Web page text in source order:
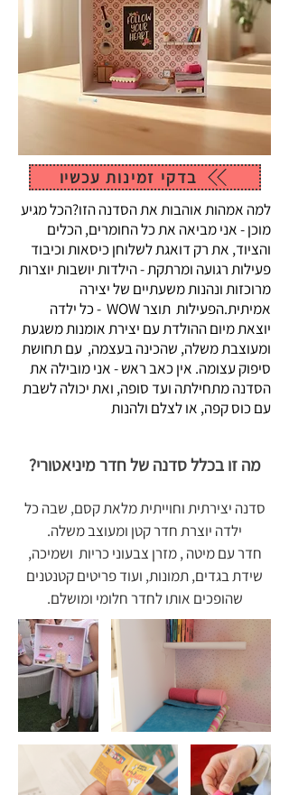
בדקי זמינות עכשיו
למה אמהות אוהבות את הסדנה הזו? ​​ הכל מגיע
מוכן - אני מביאה את כל החומרים, הכלים
והציוד, את רק דואגת לשלוחן כיסאות וכיבוד
פעילות רגועה ומרתקת - הילדות יושבות יוצרות
מרוכזות ונהנות משעתיים של יצירה
אמיתית.הפעילות תוצר WOW - כל ילדה
יוצאת מיום ההולדת עם יצירת אומנות משגעת
ומעוצבת משלה, שהכינה בעצמה, עם תחושת
סיפוק עצומה. אין כאב ראש - אני מובילה את
הסדנה מתחילתה ועד סופה, ואת יכולה לשבת
עם כוס קפה, או לצלם ולהנות
מה זו בכלל סדנה של חדר מיניאטורי?
סדנה יצירתית וחוייתית מלאת קסם, שבה כל
ילדה יוצרת חדר קטן ומעוצב משלה.
חדר עם מיטה , מזרן צבעוני כריות ושמיכה,
שידת בגדים, תמונות, ועוד פריטים קטנטנים
שהופכים אותו לחדר חלומי ומושלם.